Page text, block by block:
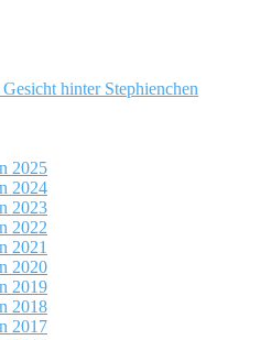
hinter Stephienchen
2025
2024
2023
2022
2021
2020
2019
2018
2017